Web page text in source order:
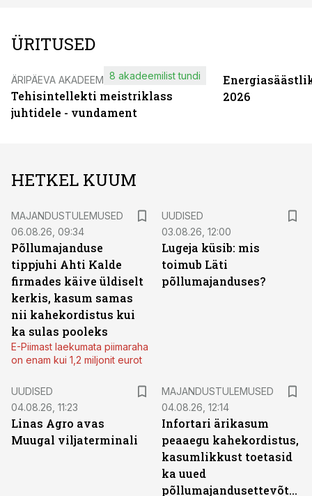
ÜRITUSED
ÄRIPÄEVA AKADEEMIA
Tehisintellekti meistriklass
juhtidele - vundament
8 akadeemilist tundi
2026
HETKEL KUUM
MAJANDUSTULEMUSED
06.08.26, 09:34
Põllumajanduse
tippjuhi Ahti Kalde
firmades käive üldiselt
kerkis, kasum samas
nii kahekordistus kui
ka sulas pooleks
E-Piimast laekumata piimaraha
on enam kui 1,2 miljonit eurot
UUDISED
03.08.26, 12:00
Lugeja küsib: mis
toimub Läti
põllumajanduses?
UUDISED
04.08.26, 11:23
Linas Agro avas
Muugal viljaterminali
MAJANDUSTULEMUSED
04.08.26, 12:14
Infortari ärikasum
peaaegu kahekordistus,
kasumlikkust toetasid
ka uued
põllumajandusettevõtted